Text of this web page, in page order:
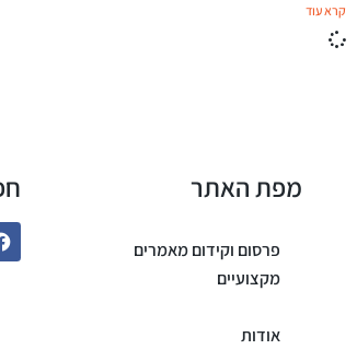
קרא עוד
מפת האתר
פרסום וקידום מאמרים
מקצועיים
אודות